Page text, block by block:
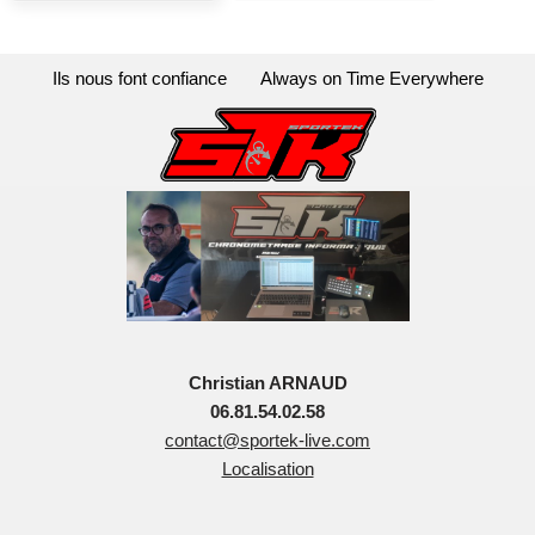
Ils nous font confiance Always on Time Everywhere
Christian ARNAUD
06.81.54.02.58
contact@sportek-live.com
Localisation